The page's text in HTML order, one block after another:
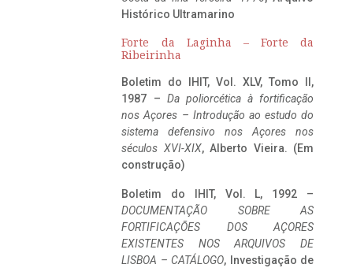
Histórico Ultramarino
Forte da Laginha – Forte da
Ribeirinha
Boletim do IHIT, Vol. XLV, Tomo II,
1987 – Da poliorcética à fortificação
nos Açores – Introdução ao estudo do
sistema defensivo nos Açores nos
séculos XVI-XIX, Alberto Vieira. (Em
construção)
Boletim do IHIT, Vol. L, 1992 –
DOCUMENTAÇÃO SOBRE AS
FORTIFICAÇÕES DOS AÇORES
EXISTENTES NOS ARQUIVOS DE
LISBOA – CATÁLOGO, Investigação de